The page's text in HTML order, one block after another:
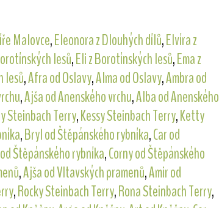
Malovce,Eleonora z Dlouhých dílů,Elvíra z
lesů,Eli z Borotínských lesů,Ema z
lesů,Afra od Oslavy,Alma od Oslavy,Ambra od
,Ajša od Anenského vrchu,Alba od Anenského
Steinbach Terry,Kessy Steinbach Terry,Ketty
,Bryl od Štěpánského rybníka,Car od
Štěpánského rybníka,Corny od Štěpánského
,Ajša od Vltavských pramenů,Amir od
,Rocky Steinbach Terry,Rona Steinbach Terry,